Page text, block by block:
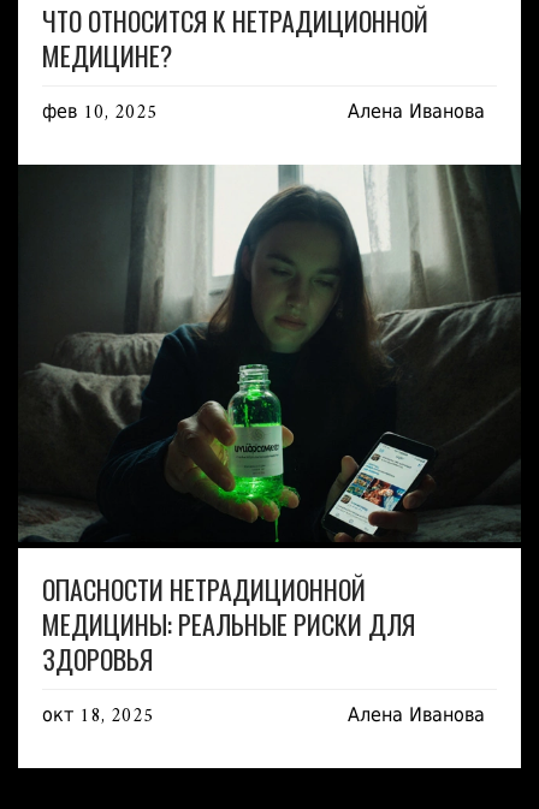
ЧТО ОТНОСИТСЯ К НЕТРАДИЦИОННОЙ
МЕДИЦИНЕ?
фев 10, 2025 Алена Иванова
ОПАСНОСТИ НЕТРАДИЦИОННОЙ
МЕДИЦИНЫ: РЕАЛЬНЫЕ РИСКИ ДЛЯ
ЗДОРОВЬЯ
окт 18, 2025 Алена Иванова